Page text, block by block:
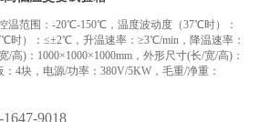
温范围：-20℃-150℃，温度波动度（37℃时）：
时）：≤±2℃，升温速率：≥3℃/min，降温速率：
高)：1000×1000×1000mm，外形尺寸(长/宽/高)：
：4块，电源/功率：380V/5KW，毛重/净重：
1647-9018